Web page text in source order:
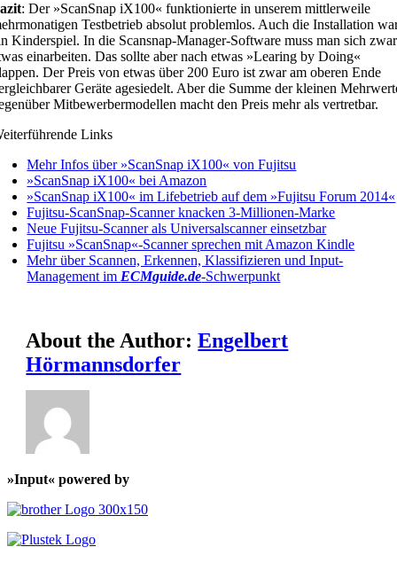
: Der »ScanSnap iX100« funktionierte in unserem mittlerweile
Testbetrieb absolut problemlos. Auch die Installation
Kinderspiel. In die Scansnap-Manager-Software muss man sich zwar
einarbeiten. Das sollte aber nach etwas »Learing by Doing«
Der Preis von etwas über 200 Euro ist zwar am oberen Ende
Geräte agesiedelt. Aber die Summe der kleinen
Mitbewerbermodellen macht den Preis mehr als vertretbar.
Links
Mehr Infos über »ScanSnap iX100« von Fujitsu
»ScanSnap iX100« bei Amazon
»ScanSnap iX100« im Lifebetrieb auf dem »Fujitsu Forum 2014«
Fujitsu-ScanSnap-Scanner knacken 3-Millionen-Marke
Neue Fujitsu-Scanner als Universalscanner einsetzbar
Fujitsu »ScanSnap«-Scanner sprechen mit Amazon Kindle
Mehr über Scannen, Erkennen, Klassifizieren und Input-
Management im ECMguide.de-Schwerpunkt
About the Author:Engelbert
Hörmannsdorfer
»Input« powered by